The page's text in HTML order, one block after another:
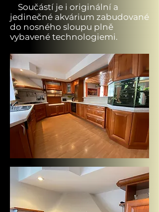
Součástí je i originální a
jedinečné akvárium zabudované
do nosného sloupu plně
vybavené technologiemi.